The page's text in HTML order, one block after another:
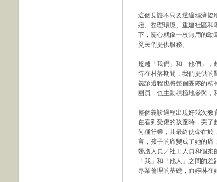
這個見證不只要透過經濟協
殘、整理環境、重建社區和
下，關心就像一枚無用的勳
災民們提供服務。
超越「我們」和「他們」，
待在村落期間，我們提供的
義診過程也將整個團隊的精
團員，也主動積極地參與，
整個義診過程出現好幾次教
在看到受傷的孩童時，哭了
何種行業，其最終使命在於
言，孩子的痛變成了她的痛
醫護人員／社工人員和個案
「我」和「他人」之間的
專業倫理的基礎，而婷琳在